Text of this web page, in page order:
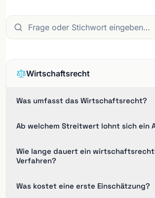
Wirtschaftsrecht
Was umfasst das Wirtschaftsrecht?
Ab welchem Streitwert lohnt sich ein
Wie lange dauert ein
Verfahren?
Was kostet eine erste Einschätzung?